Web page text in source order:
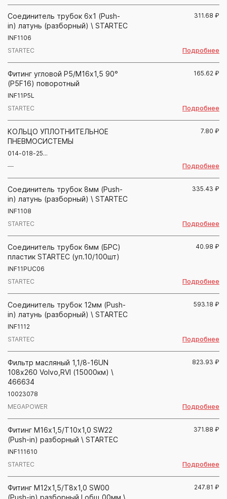
Соединитель трубок 6х1 (Push-
in) латунь (разборный) \ STARTEC
INF1106
STARTEC
311.68 ₽
Подробнее
Фитинг угловой Р5/М16х1,5 90°
(P5F16) поворотный
INF11P5L
STARTEC
165.62 ₽
Подробнее
КОЛЬЦО УПЛОТНИТЕЛЬНОЕ
ПНЕВМОСИСТЕМЫ
014-018-25...
—
7.80 ₽
Подробнее
Соединитель трубок 8мм (Push-
in) латунь (разборный) \ STARTEC
INF1108
STARTEC
335.43 ₽
Подробнее
Соединитель трубок 6мм (БРС)
пластик STARTEC (уп.10/100шт)
INF11PUC06
STARTEC
40.98 ₽
Подробнее
Соединитель трубок 12мм (Push-
in) латунь (разборный) \ STARTEC
INF1112
STARTEC
593.18 ₽
Подробнее
Фильтр масляный 1,1/8-16UN
108х260 Volvo,RVI (15000км) \
466634
10023078
MEGAPOWER
823.93 ₽
Подробнее
Фитинг М16х1,5/Т10х1,0 SW22
(Push-in) разборный \ STARTEC
INF111610
STARTEC
371.88 ₽
Подробнее
Фитинг М12х1,5/Т8х1,0 SW00
(Push-in) разборный Lобщ 00мм \
247.81 ₽